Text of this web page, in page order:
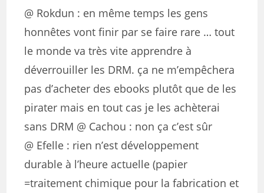
@ Rokdun : en même temps les gens
honnêtes vont finir par se faire rare … tout
le monde va très vite apprendre à
déverrouiller les DRM. ça ne m’empêchera
pas d’acheter des ebooks plutôt que de les
pirater mais en tout cas je les achèterai
sans DRM @ Cachou : non ça c’est sûr
@ Efelle : rien n’est développement
durable à l’heure actuelle (papier
=traitement chimique pour la fabrication et